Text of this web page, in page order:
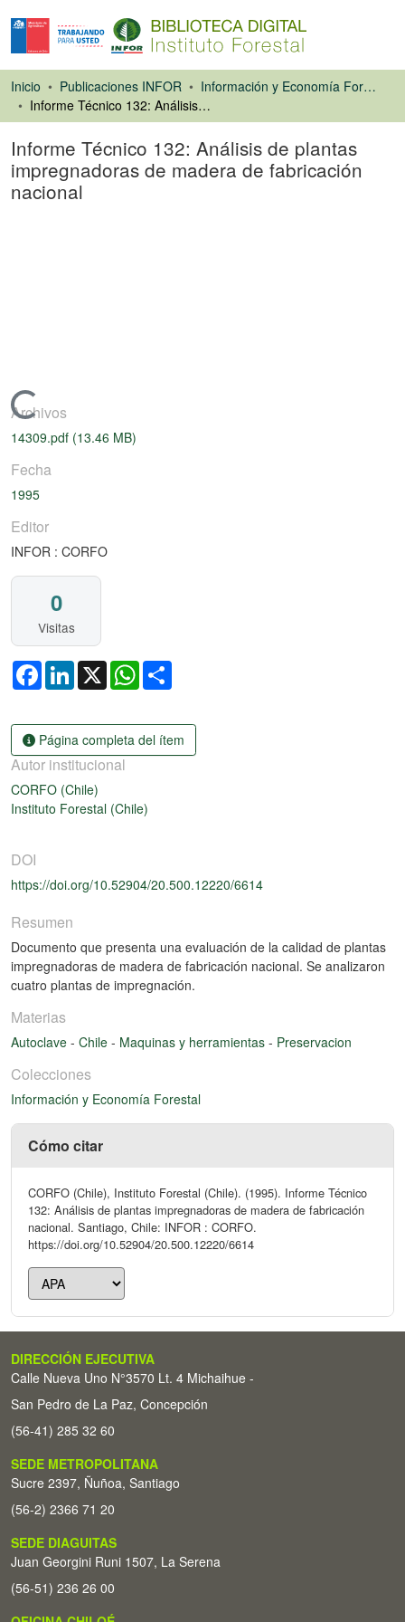
Inicio Publicaciones INFOR
Información y Economía Forestal
Informe Técnico 132: Análisis de plantas impregnadoras de madera de fabricación nacional
Informe Técnico 132: Análisis de plantas
impregnadoras de madera de fabricación
nacional
Cargando...
Archivos
14309.pdf (13.46 MB)
Fecha
1995
Editor
INFOR : CORFO
0
Visitas
FacebookLinkedIn
X WhatsApp
Página completa del ítem
Autor institucional
CORFO (Chile)
Instituto Forestal (Chile)
DOI
https://doi.org/10.52904/20.500.12220/6614
Resumen
Documento que presenta una evaluación de la calidad de plantas
impregnadoras de madera de fabricación nacional. Se analizaron
cuatro plantas de impregnación.
Materias
Autoclave - Chile - Maquinas y herramientas - Preservacion
Colecciones
Información y Economía Forestal
Cómo citar
CORFO (Chile), Instituto Forestal (Chile). (1995). Informe Técnico
132: Análisis de plantas impregnadoras de madera de fabricación
nacional. Santiago, Chile: INFOR : CORFO.
https://doi.org/10.52904/20.500.12220/6614
DIRECCIÓN EJECUTIVA
Calle Nueva Uno N°3570 Lt. 4 Michaihue -
San Pedro de La Paz, Concepción
(56-41) 285 32 60
SEDE METROPOLITANA
Sucre 2397, Ñuñoa, Santiago
(56-2) 2366 71 20
SEDE DIAGUITAS
Juan Georgini Runi 1507, La Serena
(56-51) 236 26 00